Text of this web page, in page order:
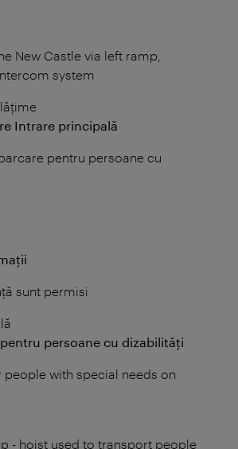
New Castle via left ramp,
system
Intrare principală
pentru persoane cu
sunt permisi
persoane cu dizabilități
people with special needs on
- hoist used to transport people